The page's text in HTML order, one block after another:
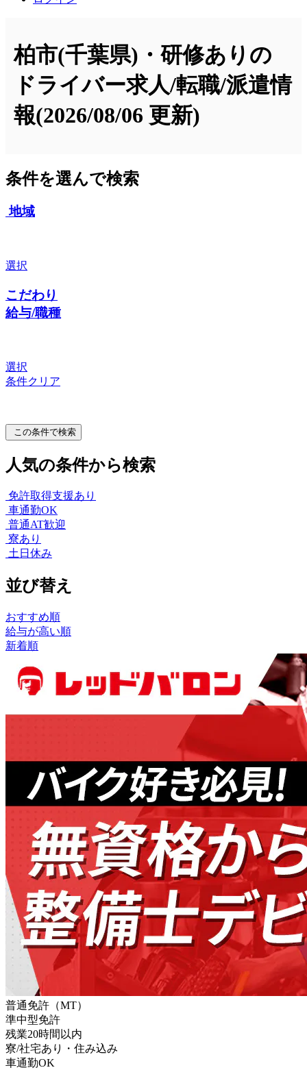
柏市(千葉県)・研修ありの
ドライバー求人/転職/派遣情
報(2026/08/06 更新)
条件を選んで検索
地域
選択
こだわり
給与/職種
選択
条件クリア
この条件で検索
人気の条件から検索
免許取得支援あり
車通勤OK
普通AT歓迎
寮あり
土日休み
並び替え
おすすめ順
給与が高い順
新着順
普通免許（MT）
準中型免許
残業20時間以内
寮/社宅あり・住み込み
車通勤OK